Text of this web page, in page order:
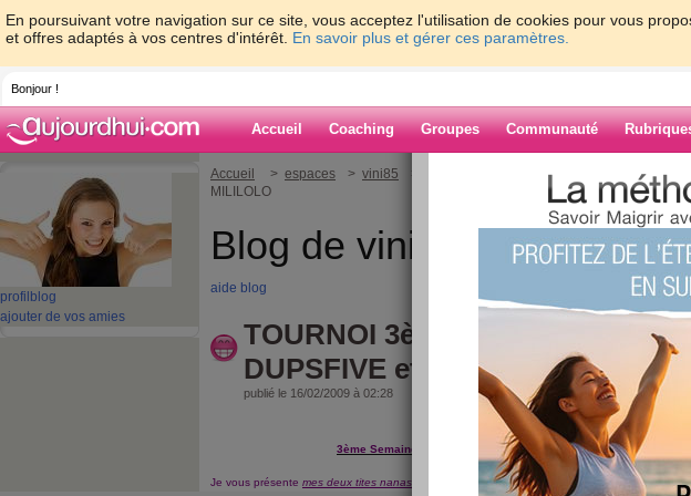
En poursuivant votre navigation sur ce site, vous acceptez l'utilisation de cookies pour vous
et offres adaptés à vos centres d'intérêt. En savoir plus et gérer ces paramètres.
Bonjour !
Accueil Coaching Groupes Communauté
profil blog
ajouter de vos amies
Accueil > espaces > vini85
> TOURNOI 3ème semaine !!! DUPSFIVE et
MILILOLO
Blog de vini85
aide blog
TOURNOI 3ème semaine !!!
DUPSFIVE et MILILOLO
publié le 16/02/2009 à 02:28
3ème Semaine du "Tournoi Presque Parfait" :
Je vous présente mes deux tites nanas de cette semaine... J'ai nommé :